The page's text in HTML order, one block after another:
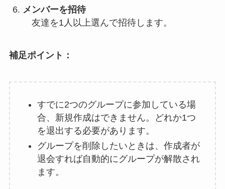
メンバーを招待
友達を1人以上選んで招待します。
補足ポイント：
すでに2つのグループに参加している場
合、新規作成はできません。どれか1つ
を退出する必要があります。
グループを削除したいときは、作成者が
退会すれば自動的にグループが解散され
ます。